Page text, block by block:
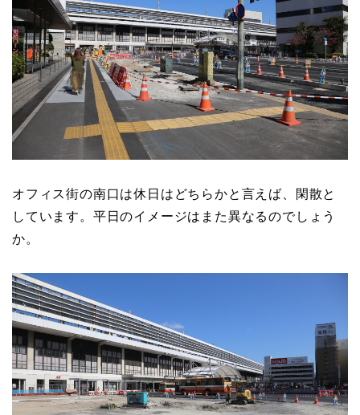
オフィス街の南口は休日はどちらかと言えば、閑散と
しています。平日のイメージはまた異なるのでしょう
か。